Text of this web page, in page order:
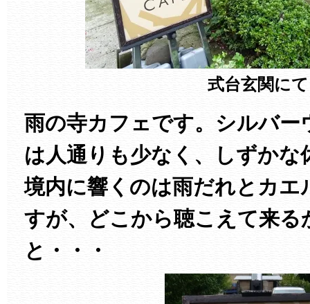
式台玄関にて
雨の寺カフェです。シルバー
は人通りも少なく、しずかな
境内に響くのは雨だれとカエ
すが、どこから聴こえて来る
と・・・